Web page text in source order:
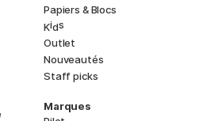
Papiers & Blocs
Kids
Outlet
Nouveautés
Staff picks
Marques